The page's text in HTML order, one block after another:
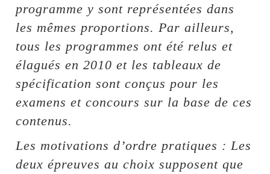
programme y sont représentées dans
les mêmes proportions. Par ailleurs,
tous les programmes ont été relus et
élagués en 2010 et les tableaux de
spécification sont conçus pour les
examens et concours sur la base de ces
contenus.
Les motivations d’ordre pratiques : Les
deux épreuves au choix supposent que